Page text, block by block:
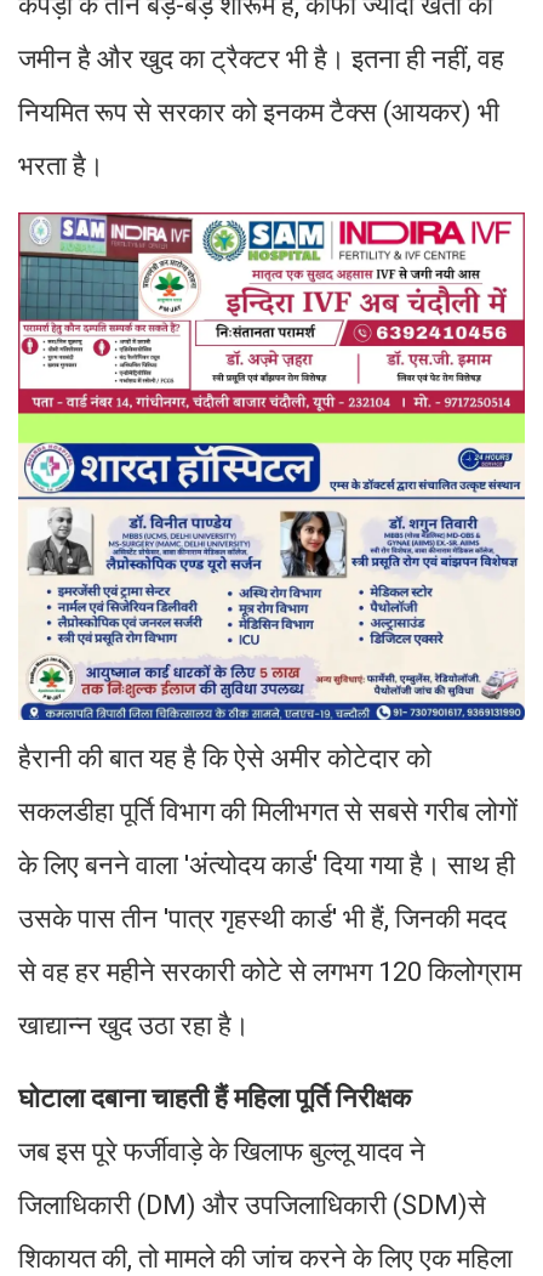
जमीन है और खुद का ट्रैक्टर भी है। इतना ही नहीं, वह
नियमित रूप से सरकार को इनकम टैक्स (आयकर) भी
भरता है।
हैरानी की बात यह है कि ऐसे अमीर कोटेदार को
सकलडीहा पूर्ति विभाग की मिलीभगत से सबसे गरीब लोगों
के लिए बनने वाला 'अंत्योदय कार्ड' दिया गया है। साथ ही
उसके पास तीन 'पात्र गृहस्थी कार्ड' भी हैं, जिनकी मदद
से वह हर महीने सरकारी कोटे से लगभग 120 किलोग्राम
खाद्यान्न खुद उठा रहा है।
घोटाला दबाना चाहती हैं महिला पूर्ति निरीक्षक
जब इस पूरे फर्जीवाड़े के खिलाफ बुल्लू यादव ने
जिलाधिकारी (DM) और उपजिलाधिकारी (SDM)से
शिकायत की, तो मामले की जांच करने के लिए एक महिला